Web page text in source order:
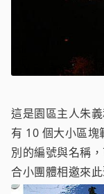
這是園區主人朱
有 10 個大小區塊
別的編號與名稱
合小團體相邀來